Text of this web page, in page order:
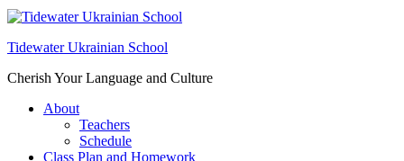
Tidewater Ukrainian School
Cherish Your Language and Culture
About
Teachers
Schedule
Class Plan and Homework